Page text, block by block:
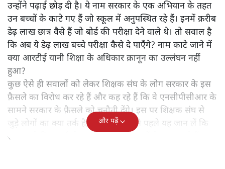
उन्होंने पढ़ाई छोड़ दी है। ये नाम सरकार के एक अभियान के तहत
उन बच्चों के काटे गए हैं जो स्कूल में अनुपस्थित रहे हैं। इनमें क़रीब
डेढ़ लाख छात्र वैसे हैं जो बोर्ड की परीक्षा देने वाले थे। तो सवाल है
कि अब ये डेढ़ लाख बच्चे परीक्षा कैसे दे पाएँगे? नाम काटे जाने में
क्या आरटीई यानी शिक्षा के अधिकार क़ानून का उल्लंघन नहीं
हुआ?
कुछ ऐसे ही सवालों को लेकर शिक्षक संघ के लोग सरकार के इस
फ़ैसले का विरोध कर रहे हैं और कह रहे हैं कि वे एनसीपीसीआर के
सामने सरकार के फ़ैसले को चुनौती देंगे। इस पर शिक्षक संघ से
जुड़े लोगों का क्या तर्क है, इसको जानने से पहले यह जान लें कि
सरकार ने किस तर्क के आधार पर इतने बच्चों के नाम काटे हैं।
और पढ़ें